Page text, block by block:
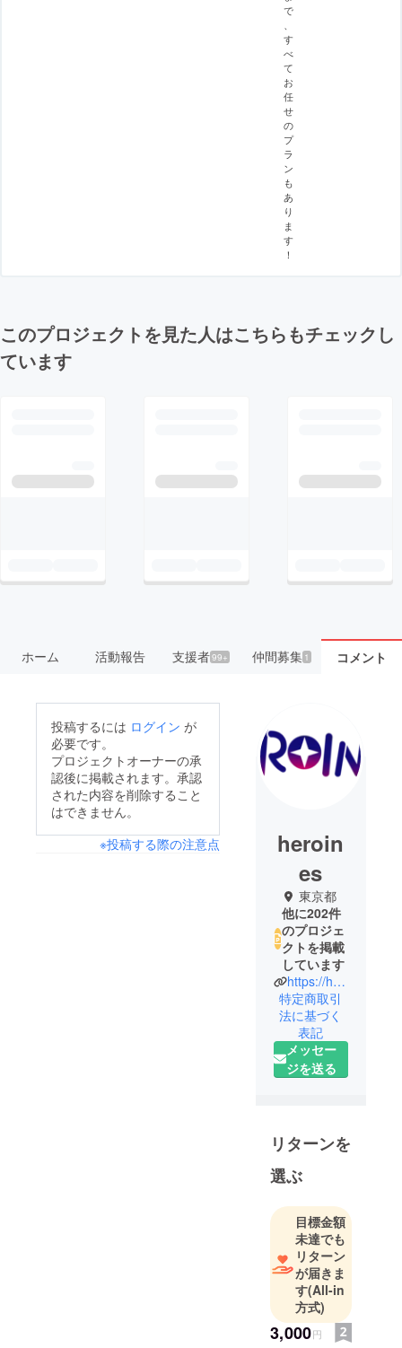
で
す
べ
て
お
任
せ
の
プ
ラ
ン
も
あ
り
ま
す
！
このプロジェクトを見た人はこちらもチェックし
ています
ホーム 活動報告 支援者99+ 仲間募集 1 コメント
投稿するには ログイン が
必要です。
プロジェクトオーナーの承
認後に掲載されます。承認
された内容を削除すること
はできません。
※投稿する際の注意点
heroin
es
東京都
他に202件
のプロジェ
クトを掲載
しています
https://heroines.jp/#/
特定商取引
法に基づく
表記
メッセー
ジを送る
リターンを
選ぶ
目標金額
未達でも
リターン
が届きま
す(All-in
方式)
3,000円